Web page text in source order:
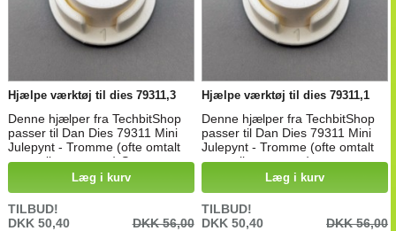
Hjælpe værktøj til dies 79311,3
Denne hjælper fra TechbitShop
passer til Dan Dies 79311 Mini
Julepynt - Tromme (ofte omtalt
som mikro tromme).Sættet
indeholder 1 str 3 bundplade, 1
cylinder med gevind
Læg i kurv
TILBUD!
DKK 50,40
DKK 56,00
Hjælpe værktøj til dies 79311,1
Denne hjælper fra TechbitShop
passer til Dan Dies 79311 Mini
Julepynt - Tromme (ofte omtalt
som mikro tromme).
Læg i kurv
TILBUD!
DKK 50,40
DKK 56,00